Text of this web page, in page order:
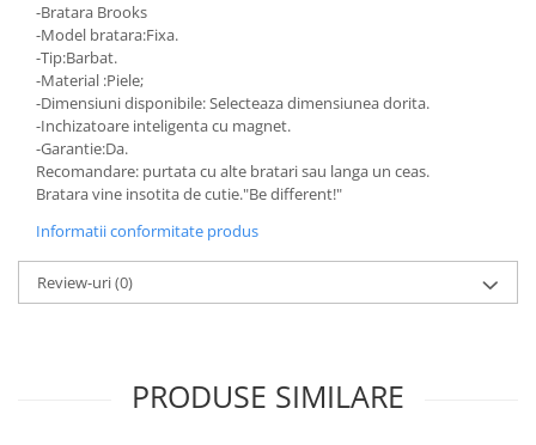
-Bratara Brooks
-Model bratara:Fixa.
-Tip:Barbat.
-Material :Piele;
-Dimensiuni disponibile: Selecteaza dimensiunea dorita.
-Inchizatoare inteligenta cu magnet.
-Garantie:Da.
Recomandare: purtata cu alte bratari sau langa un ceas.
Bratara vine insotita de cutie."Be different!"
Informatii conformitate produs
Review-uri(0)
PRODUSE SIMILARE